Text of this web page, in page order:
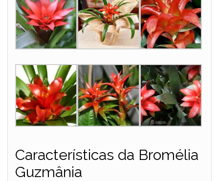
Características da Bromélia
Guzmânia